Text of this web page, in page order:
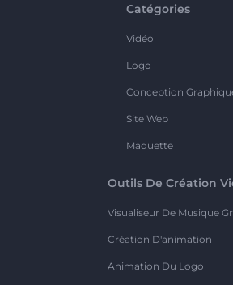
Catégories
Vidéo
Logo
Conception
Site Web
Maquette
Outils De Création
Visualiseur De Musique
Création D'animation
Animation Du Logo